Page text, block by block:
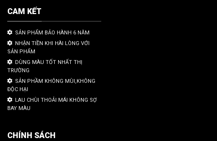
CAM KẾT
SẢN PHẨM BẢO HÀNH 6 NĂM
NHẬN TIỀN KHI HÀI LÒNG VỚI
SẢN PHẨM
DÙNG MÀU TỐT NHẤT THỊ
TRƯỜNG
SẢN PHẦM KHÔNG MÙI,KHÔNG
ĐỘC HẠI
LAU CHÙI THOẢI MÁI KHÔNG SỢ
BAY MÀU
CHÍNH SÁCH